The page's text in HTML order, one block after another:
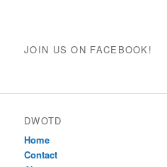
JOIN US ON FACEBOOK!
DWOTD
Home
Contact